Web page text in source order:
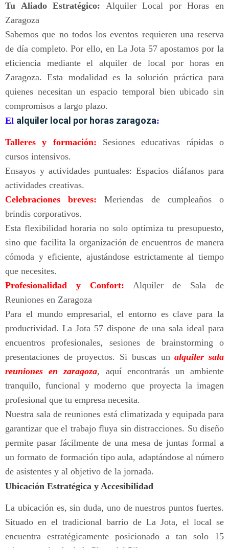
Tu Aliado Estratégico: Alquiler Local por Horas en
Zaragoza
Sabemos que no todos los eventos requieren una reserva
de día completo. Por ello, en La Jota 57 apostamos por la
eficiencia mediante el alquiler de local por horas en
Zaragoza. Esta modalidad es la solución práctica para
quienes necesitan un espacio temporal bien ubicado sin
compromisos a largo plazo.
El alquiler local por horas zaragoza:
Talleres y formación: Sesiones educativas rápidas o
cursos intensivos.
Ensayos y actividades puntuales: Espacios diáfanos para
actividades creativas.
Celebraciones breves: Meriendas de cumpleaños o
brindis corporativos.
Esta flexibilidad horaria no solo optimiza tu presupuesto,
sino que facilita la organización de encuentros de manera
cómoda y eficiente, ajustándose estrictamente al tiempo
que necesites.
Profesionalidad y Confort: Alquiler de Sala de
Reuniones en Zaragoza
Para el mundo empresarial, el entorno es clave para la
productividad. La Jota 57 dispone de una sala ideal para
encuentros profesionales, sesiones de brainstorming o
presentaciones de proyectos. Si buscas unalquiler sala
reuniones en zaragoza, aquí encontrarás un ambiente
tranquilo, funcional y moderno que proyecta la imagen
profesional que tu empresa necesita.
Nuestra sala de reuniones está climatizada y equipada para
garantizar que el trabajo fluya sin distracciones. Su diseño
permite pasar fácilmente de una mesa de juntas formal a
un formato de formación tipo aula, adaptándose al número
de asistentes y al objetivo de la jornada.
Ubicación Estratégica y Accesibilidad
La ubicación es, sin duda, uno de nuestros puntos fuertes.
Situado en el tradicional barrio de La Jota, el local se
encuentra estratégicamente posicionado a tan solo 15